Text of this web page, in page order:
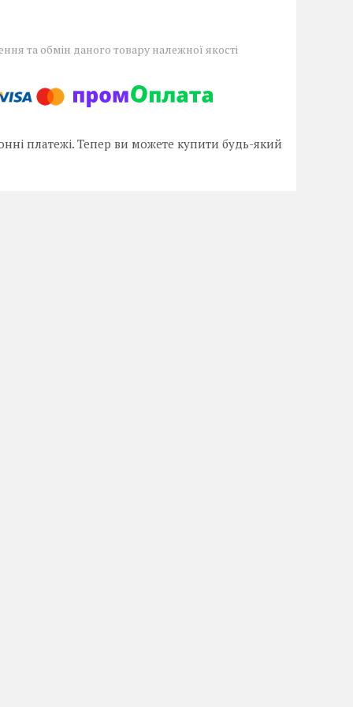
та обмін даного товару належної якості
платежі. Тепер ви можете купити будь-який